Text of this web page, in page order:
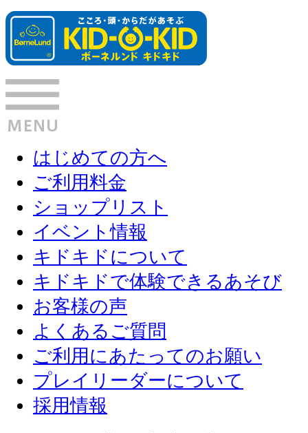
はじめての方へ
ご利用料金
ショップリスト
イベント情報
キドキドについて
キドキドで体験できるあそび
お客様の声
よくあるご質問
ご利用にあたってのお願い
プレイリーダーについて
採用情報